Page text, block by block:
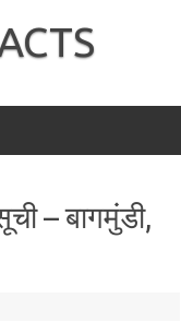
– बागमुंडी,